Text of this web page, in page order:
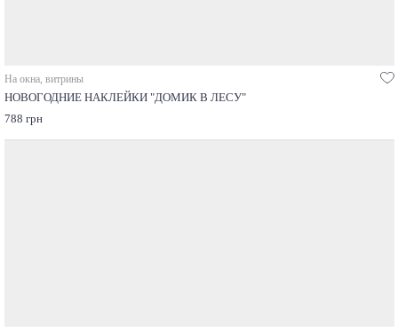
На окна, витрины
НОВОГОДНИЕ НАКЛЕЙКИ "ДОМИК В ЛЕСУ"
788 грн